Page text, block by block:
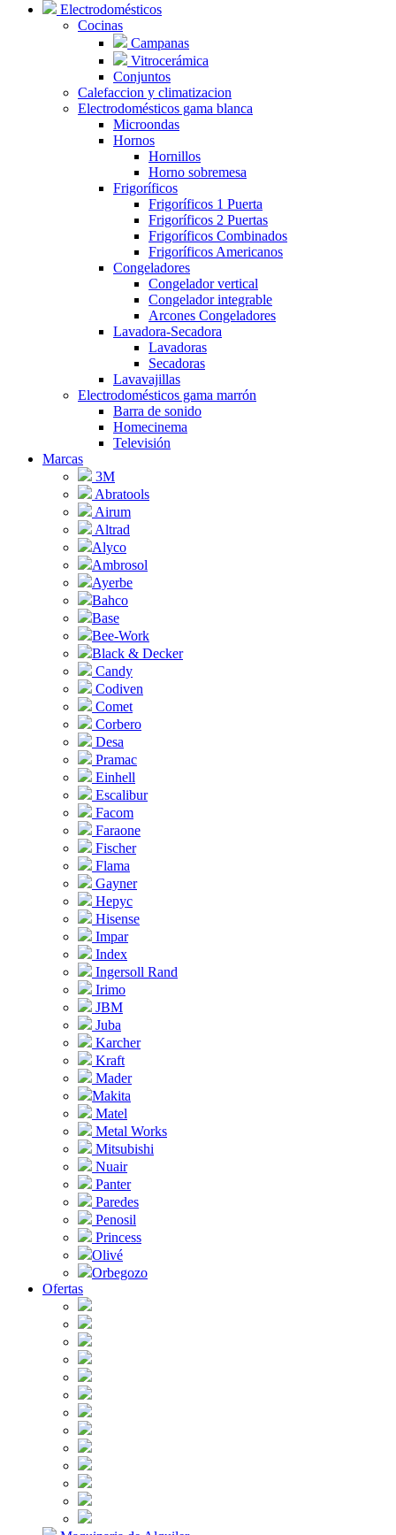
Electrodomésticos
Cocinas
Campanas
Vitrocerámica
Conjuntos
Calefaccion y climatizacion
Electrodomésticos gama blanca
Microondas
Hornos
Hornillos
Horno sobremesa
Frigoríficos
Frigoríficos 1 Puerta
Frigoríficos 2 Puertas
Frigoríficos Combinados
Frigoríficos Americanos
Congeladores
Congelador vertical
Congelador integrable
Arcones Congeladores
Lavadora-Secadora
Lavadoras
Secadoras
Lavavajillas
Electrodomésticos gama marrón
Barra de sonido
Homecinema
Televisión
Marcas
3M
Abratools
Airum
Altrad
Alyco
Ambrosol
Ayerbe
Bahco
Base
Bee-Work
Black & Decker
Candy
Codiven
Comet
Corbero
Desa
Pramac
Einhell
Escalibur
Facom
Faraone
Fischer
Flama
Gayner
Hepyc
Hisense
Impar
Index
Ingersoll Rand
Irimo
JBM
Juba
Karcher
Kraft
Mader
Makita
Matel
Metal Works
Mitsubishi
Nuair
Panter
Paredes
Penosil
Princess
Olivé
Orbegozo
Ofertas